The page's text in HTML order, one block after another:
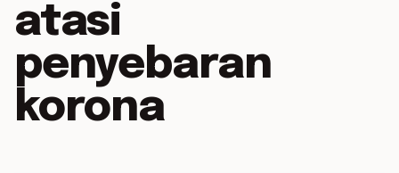
atasi
penyebaran
korona